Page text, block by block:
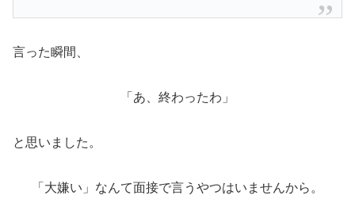
言った瞬間、
「あ、終わったわ」
と思いました。
「大嫌い」なんて面接で言うやつはいませんから。